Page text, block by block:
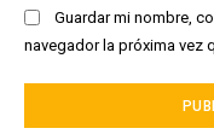
Guardar mi nombre,
navegador la próxima vez